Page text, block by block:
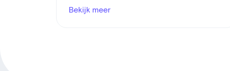
Bekijk meer